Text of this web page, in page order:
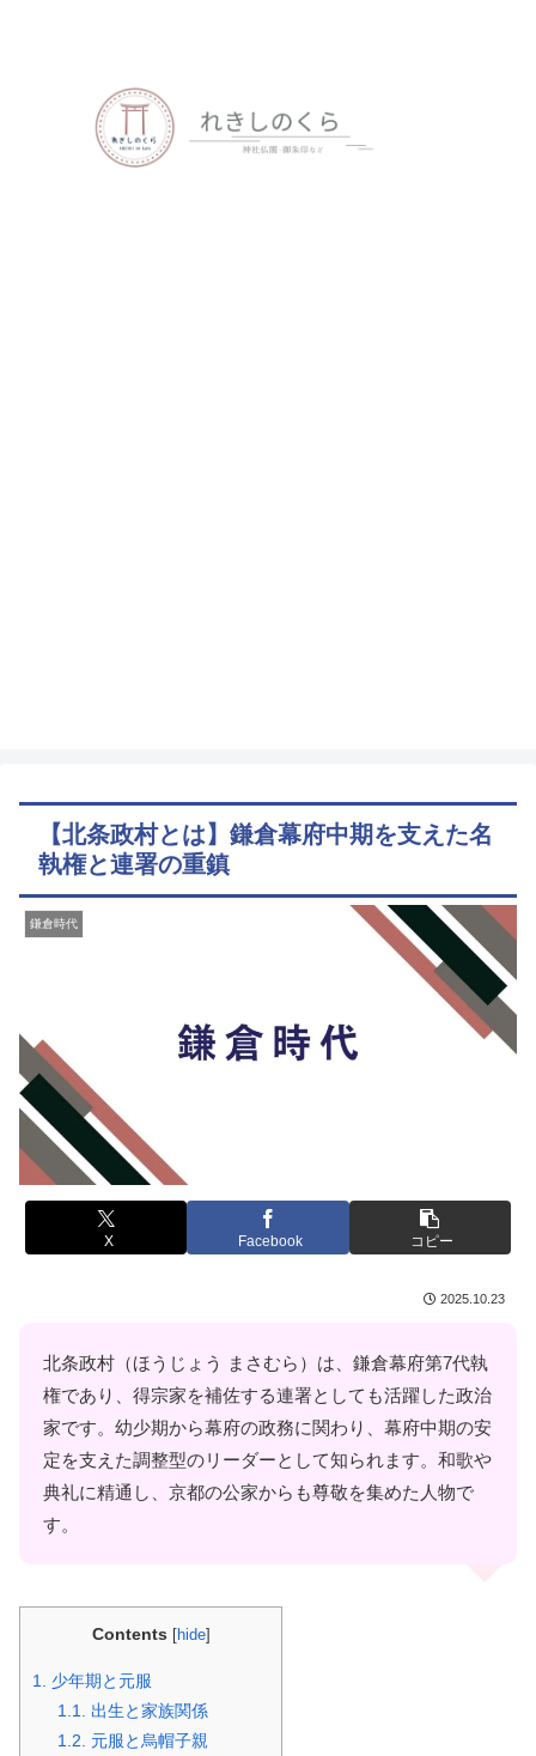
【北条政村とは】鎌倉幕府中期を支えた名
執権と連署の重鎮
鎌倉時代
X Facebook コピー
2025.10.23
北条政村（ほうじょう まさむら）は、鎌倉幕府第7代執
権であり、得宗家を補佐する連署としても活躍した政治
家です。幼少期から幕府の政務に関わり、幕府中期の安
定を支えた調整型のリーダーとして知られます。和歌や
典礼に精通し、京都の公家からも尊敬を集めた人物で
す。
Contents [hide]
1. 少年期と元服
1.1. 出生と家族関係
1.2. 元服と烏帽子親